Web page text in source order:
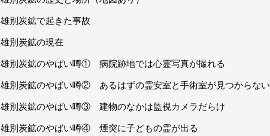
雄別炭鉱で起きた事故
雄別炭鉱の現在
雄別炭鉱のやばい噂① 病院跡地では心霊写真が撮れる
雄別炭鉱のやばい噂② あるはずの霊安室と手術室が見つからない
雄別炭鉱のやばい噂③ 建物のなかは監視カメラだらけ
雄別炭鉱のやばい噂④ 煙突に子どもの霊が出る